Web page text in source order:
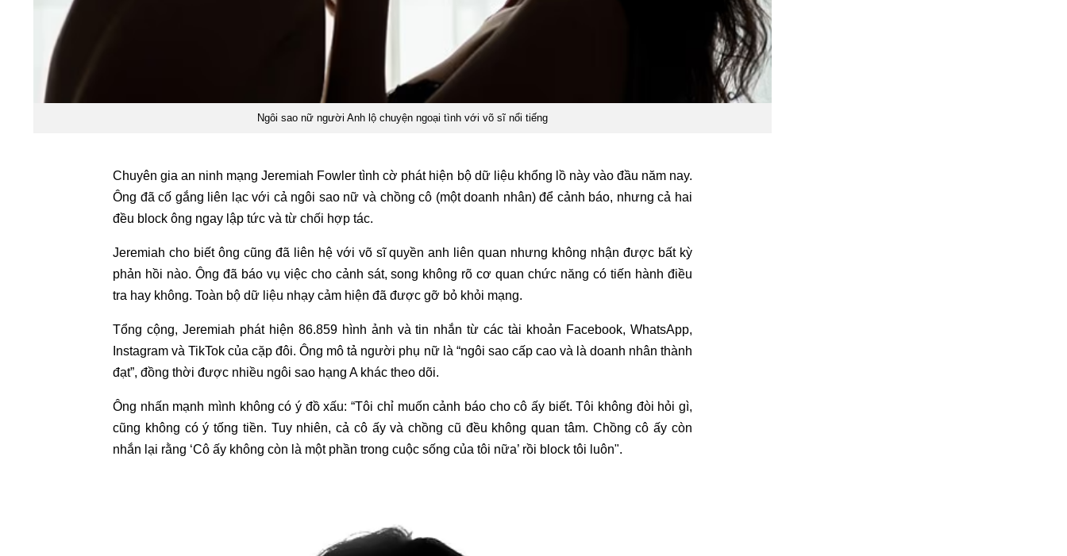
Ngôi sao nữ người Anh lộ chuyện ngoại tình với võ sĩ nổi tiếng
Chuyên gia an ninh mạng Jeremiah Fowler tình cờ phát hiện bộ dữ liệu khổng lồ này vào đầu năm nay.
Ông đã cố gắng liên lạc với cả ngôi sao nữ và chồng cô (một doanh nhân) để cảnh báo, nhưng cả hai
đều block ông ngay lập tức và từ chối hợp tác.
Jeremiah cho biết ông cũng đã liên hệ với võ sĩ quyền anh liên quan nhưng không nhận được bất kỳ
phản hồi nào. Ông đã báo vụ việc cho cảnh sát, song không rõ cơ quan chức năng có tiến hành điều
tra hay không. Toàn bộ dữ liệu nhạy cảm hiện đã được gỡ bỏ khỏi mạng.
Tổng cộng, Jeremiah phát hiện 86.859 hình ảnh và tin nhắn từ các tài khoản Facebook, WhatsApp,
Instagram và TikTok của cặp đôi. Ông mô tả người phụ nữ là “ngôi sao cấp cao và là doanh nhân thành
đạt”, đồng thời được nhiều ngôi sao hạng A khác theo dõi.
Ông nhấn mạnh mình không có ý đồ xấu: “Tôi chỉ muốn cảnh báo cho cô ấy biết. Tôi không đòi hỏi gì,
cũng không có ý tống tiền. Tuy nhiên, cả cô ấy và chồng cũ đều không quan tâm. Chồng cô ấy còn
nhắn lại rằng ‘Cô ấy không còn là một phần trong cuộc sống của tôi nữa’ rồi block tôi luôn".